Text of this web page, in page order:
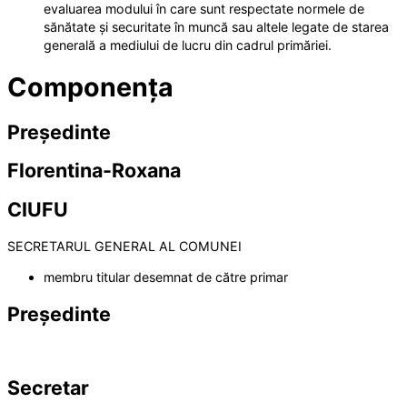
evaluarea modului în care sunt respectate normele de
sănătate și securitate în muncă sau altele legate de starea
generală a mediului de lucru din cadrul primăriei.
Componența
Președinte
Florentina-Roxana
CIUFU
SECRETARUL GENERAL AL COMUNEI
membru titular desemnat de către primar
Președinte
Secretar